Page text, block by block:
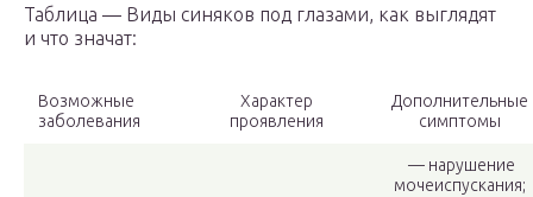
Таблица — Виды синяков под глазами, как выглядят
и что значат:
Возможные
заболевания
Характер
проявления
Дополнительные
симптомы
— нарушение
мочеиспускания;